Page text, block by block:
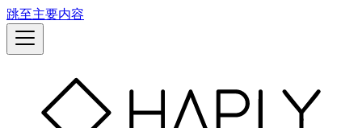
跳至主要内容